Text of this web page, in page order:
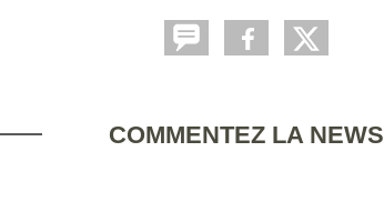
COMMENTEZ LA NEWS